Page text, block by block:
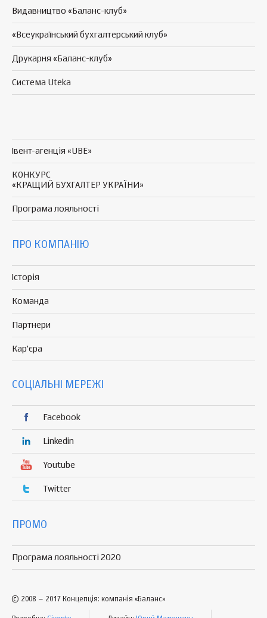
Видавництво «Баланс-клуб»
«Всеукраїнський бухгалтерський клуб»
Друкарня «Баланс-клуб»
Система Uteka
Івент-агенція «UBE»
КОНКУРС
«КРАЩИЙ БУХГАЛТЕР УКРАЇНИ»
Програма лояльності
ПРО КОМПАНІЮ
Історія
Команда
Партнери
Кар'єра
СОЦІАЛЬНІ МЕРЕЖІ
Facebook
Linkedin
Youtube
Twitter
ПРОМО
Програма лояльності 2020
© 2008 – 2017 Концепція: компанія «Баланс»